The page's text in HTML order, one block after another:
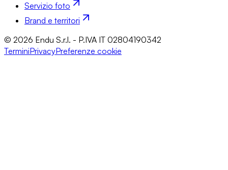
Servizio foto
Brand e territori
© 2026 Endu S.r.l. - P.IVA IT 02804190342
TerminiPrivacyPreferenze cookie